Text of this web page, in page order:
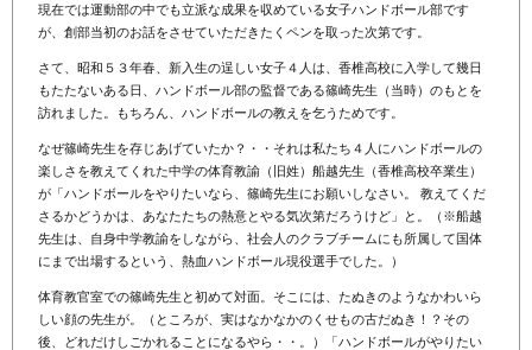
現在では運動部の中でも立派な成果を収めている女子ハンドボール部です
が、創部当初のお話をさせていただきたくペンを取った次第です。
さて、昭和５３年春、新入生の逞しい女子４人は、香椎高校に入学して幾日
もたたないある日、ハンドボール部の監督である篠崎先生（当時）のもとを
訪れました。もちろん、ハンドボールの教えを乞うためです。
なぜ篠崎先生を存じあげていたか？・・それは私たち４人にハンドボールの
楽しさを教えてくれた中学の体育教諭（旧姓）船越先生（香椎高校卒業生）
が「ハンドボールをやりたいなら、篠崎先生にお願いしなさい。 教えてくだ
さるかどうかは、あなたたちの熱意とやる気次第だろうけど」と。（※船越
先生は、自身中学教諭をしながら、社会人のクラブチームにも所属して国体
にまで出場するという、熱血ハンドボール現役選手でした。）
体育教官室での篠崎先生と初めて対面。そこには、たぬきのようなかわいら
しい顔の先生が。（ところが、実はなかなかのくせもの古だぬき！？その
後、どれだけしごかれることになるやら・・。）「ハンドボールがやりたい